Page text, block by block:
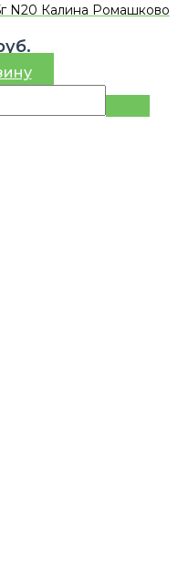
N20 Калина Ромашково